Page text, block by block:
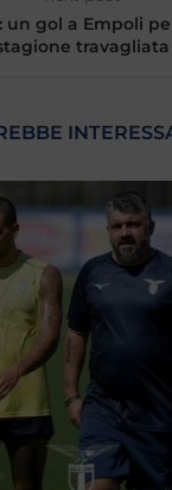
un gol a Empoli
travagliata